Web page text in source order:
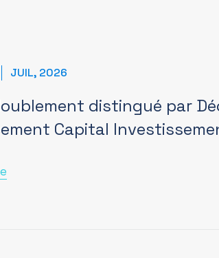
JUIL, 2026
distingué par
Capital